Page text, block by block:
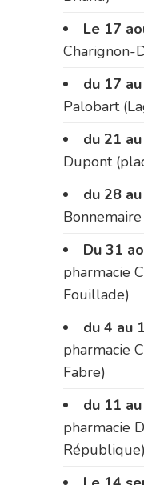
Le 17
Charignon-
du 17
Palobart
du 21
Dupont
du 28
Du 31
pharmacie
Fouillade)
du 4 au
pharmacie
Fabre)
du 11
pharmacie
République)